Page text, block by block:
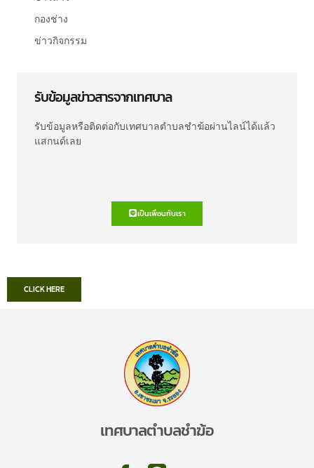
กองช่าง
ข่าวกิจกรรม
รับข้อมูลข่าวสารจากเทศบาล
รับข้อมูลหรือติดต่อกับเทศบาลตำบลชำฆ้อผ่านไลน์ได้แล้ว
แสกนด์เลย
เป็นเพื่อนกับเรา
CLICK HERE
เทศบาลตำบลชำฆ้อ